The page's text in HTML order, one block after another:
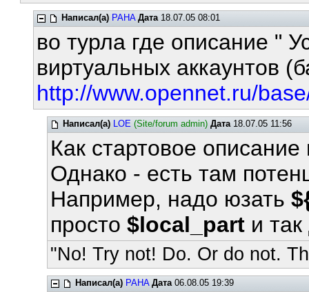
Написал(а) PAHA Дата18.07.05 08:01
во турла где описание "
виртуальных аккаунтов
http://www.opennet.ru/
Написал(а) LOE (Site/forum admin) Дата18.07.05 11:56
Как стартовое
Однако - есть там
Например, надо юзать
просто $local_partи так
"No! Try not! Do. Or do not.
Написал(а) PAHA Дата06.08.05 19:39